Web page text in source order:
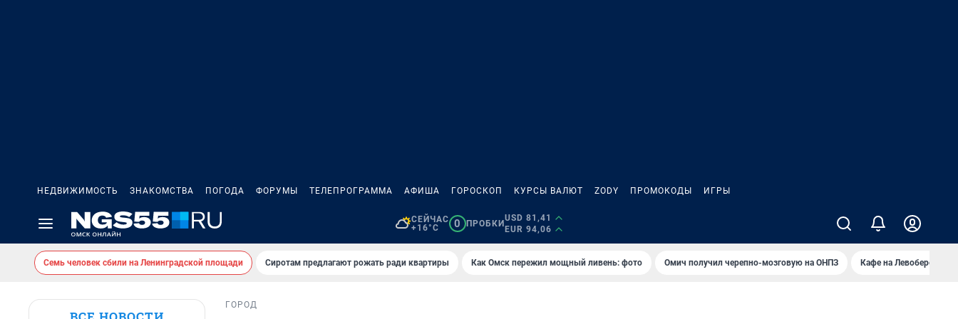
НЕДВИЖИМОСТЬ ЗНАКОМСТВА ПОГОДА ФОРУМЫ ТЕЛЕПРОГРАММА АФИША ГОРОСКОП КУРСЫ ВАЛЮТ ZODY ПРОМОКОДЫ ИГРЫ
СЕЙЧАС
+16°C
0 ПРОБКИ
USD 81,41
EUR 94,06
Семь человек сбили на Ленинградской площади Сиротам предлагают рожать ради квартиры Как Омск пережил мощный ливень: фото Омич получил черепно-мозговую на ОНПЗ Кафе на Левобережье
ГОРОД